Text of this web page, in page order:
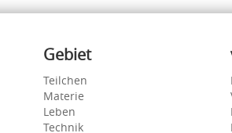
Inhalte
Gebiet
Teilchen
Materie
Leben
Technik